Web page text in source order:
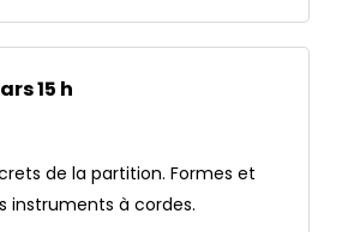
15 h
de la partition. Formes et
instruments à cordes.